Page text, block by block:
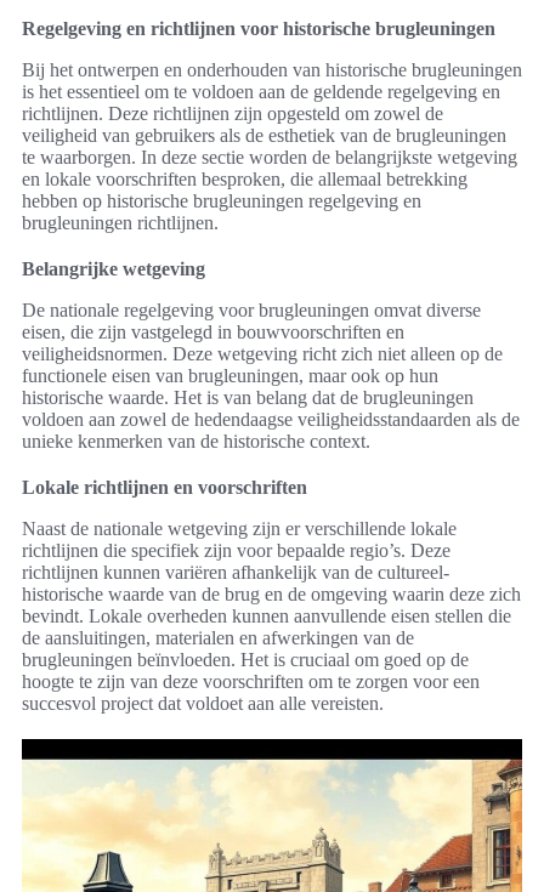
Regelgeving en richtlijnen voor historische brugleuningen
Bij het ontwerpen en onderhouden van historische brugleuningen
is het essentieel om te voldoen aan de geldende regelgeving en
richtlijnen. Deze richtlijnen zijn opgesteld om zowel de
veiligheid van gebruikers als de esthetiek van de brugleuningen
te waarborgen. In deze sectie worden de belangrijkste wetgeving
en lokale voorschriften besproken, die allemaal betrekking
hebben op historische brugleuningen regelgeving en
brugleuningen richtlijnen.
Belangrijke wetgeving
De nationale regelgeving voor brugleuningen omvat diverse
eisen, die zijn vastgelegd in bouwvoorschriften en
veiligheidsnormen. Deze wetgeving richt zich niet alleen op de
functionele eisen van brugleuningen, maar ook op hun
historische waarde. Het is van belang dat de brugleuningen
voldoen aan zowel de hedendaagse veiligheidsstandaarden als de
unieke kenmerken van de historische context.
Lokale richtlijnen en voorschriften
Naast de nationale wetgeving zijn er verschillende lokale
richtlijnen die specifiek zijn voor bepaalde regio’s. Deze
richtlijnen kunnen variëren afhankelijk van de cultureel-
historische waarde van de brug en de omgeving waarin deze zich
bevindt. Lokale overheden kunnen aanvullende eisen stellen die
de aansluitingen, materialen en afwerkingen van de
brugleuningen beïnvloeden. Het is cruciaal om goed op de
hoogte te zijn van deze voorschriften om te zorgen voor een
succesvol project dat voldoet aan alle vereisten.